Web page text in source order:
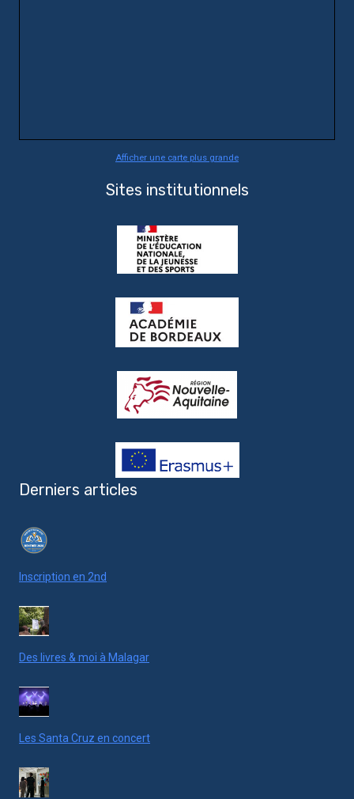
Afficher une carte plus grande
Sites institutionnels
Derniers articles
Inscription en 2nd
Des livres & moi à Malagar
Les Santa Cruz en concert